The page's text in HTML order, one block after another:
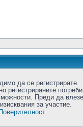
да се регистрирате.
регистрираните
Преди да
за участие.
Поверителност